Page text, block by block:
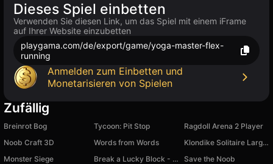
Dieses Spiel einbetten
Verwenden Sie diesen Link, um das Spiel mit einem iFrame
auf Ihrer Website einzubetten
playgama.com/de/export/game/yoga-master-flex-
running
Anmelden zum Einbetten und
Monetarisieren von Spielen
Zufällig
Breinrot Bog Tycoon: Pit Stop
Ragdoll Arena 2 Player
Noob Craft 3D
Words from Words
Klondike Solitaire Large Cards
Monster Siege
Break a Lucky Block - Get Brainrot!
Save the Noob